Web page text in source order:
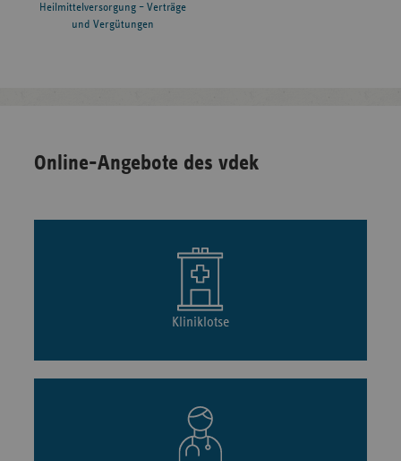
Heilmittelversorgung – Verträge
und Vergütungen
Online-Angebote des vdek
Kliniklotse